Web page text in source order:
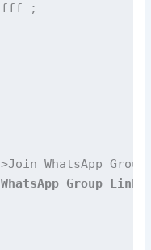
;
WhatsApp
Group Link